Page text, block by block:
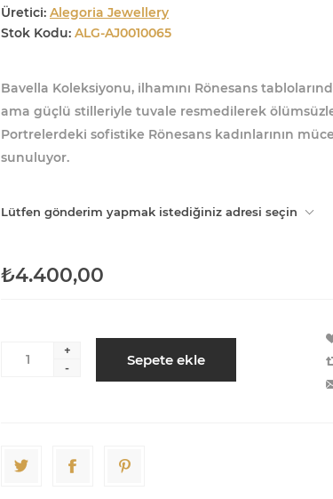
Üretici: Alegoria Jewellery
Stok Kodu: ALG-AJ0010065
Bavella Koleksiyonu, ilhamını Rönesans
ama güçlü stilleriyle tuvale resmedilerek
Portrelerdeki sofistike Rönesans kadınlarının
sunuluyor.
Lütfen gönderim yapmak istediğiniz adresi seçin
₺4.400,00
+
-
Sepete ekle